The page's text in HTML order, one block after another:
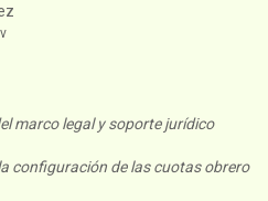
marco legal y soporte jurídico
configuración de las cuotas obrero